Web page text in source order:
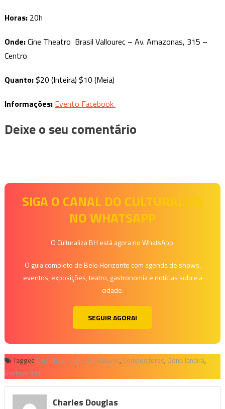
Horas:20h
Onde:Cine Theatro Brasil Vallourec – Av. Amazonas, 315 –
Centro
Quanto:$20 (Inteira) $10 (Meia)
Informações: Evento Facebook
Deixe o seu comentário
SIGA O CANAL DO CULTURALIZA
NO WHATSAPP
O Culturaliza BH está agora no WhatsApp.
O guia completo de Belo Horizonte com agenda de shows,
eventos, exposições, teatro, gastronomia e notícias sobre a
cidade.
SEGUIR AGORA!
Tagged Cine Theatro Brasil Vallourec, Compositores, Dona Jandira,
Gustavo Vaz
Charles Douglas